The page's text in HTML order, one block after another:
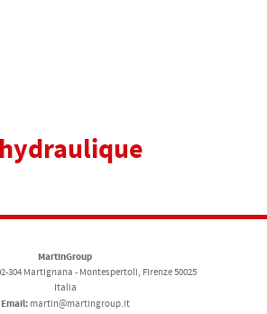
MartinGroup
304 Martignana - Montespertoli, Firenze 50025
Italia
Email:martin@martingroup.it